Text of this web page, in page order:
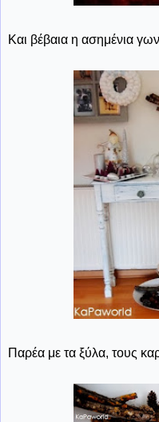
Και βέβαια η ασημένια
Παρέα με τα ξύλα, τους